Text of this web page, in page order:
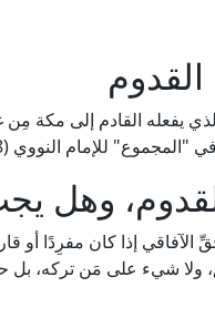
يفعله القادم إلى مكة
للإمام النووي (8/ 12، ط. دار الفكر).
وهل
إذا كان مفرِدًا أو
ولا شيء على مَن تركه، بل